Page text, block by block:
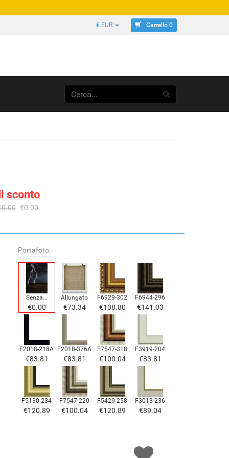
€ EUR Carrello 0
sconto
€0.00
Portafoto:
Senza...
€0.00
Allungato
€73.34
F6929-302
€108.80
F6944-296
€141.03
F2018-218A
€83.81
F2018-376A
€83.81
F7547-318
€100.04
F3919-204
€83.81
F5130-234
€120.89
F7547-220
€100.04
F5429-258
€120.89
F3013-236
€89.04
F7034-298